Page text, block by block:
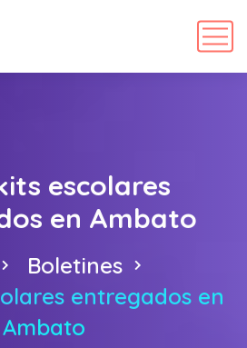
herramientas
escolares
en Ambato
Boletines
entregados en
Ambato